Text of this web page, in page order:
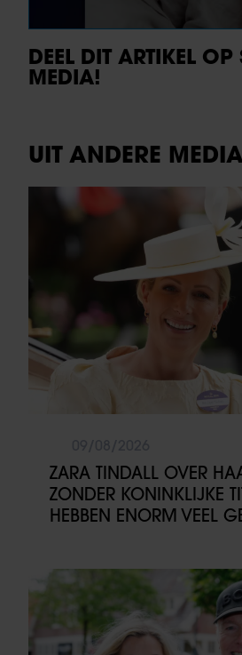
DEEL DIT ARTIKEL
MEDIA!
UIT ANDERE MEDIA
ZARA TINDALL OVER
ZONDER KONINKLIJKE
HEBBEN ENORM VEEL